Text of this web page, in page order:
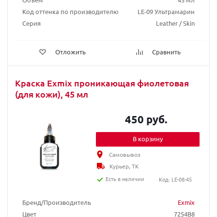
Код оттенка по производителю
LE-09 Ультрамарин
Серия
Leather / Skin
Отложить Сравнить
Краска Exmix проникающая фиолетовая
(для кожи), 45 мл
Бренд/Производитель
Exmix
Цвет
7254B8
450 руб.
В корзину
Самовывоз
Курьер, ТК
Есть в наличии
Код: LE-08-45